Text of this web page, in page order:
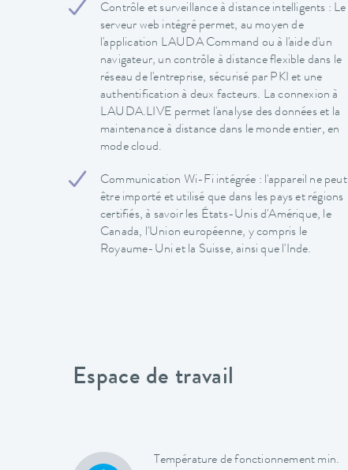
Contrôle et surveillance à distance intelligents : Le
serveur web intégré permet, au moyen de
l'application LAUDA Command ou à l'aide d'un
navigateur, un contrôle à distance flexible dans le
réseau de l'entreprise, sécurisé par PKI et une
authentification à deux facteurs. La connexion à
LAUDA.LIVE permet l'analyse des données et la
maintenance à distance dans le monde entier, en
mode cloud.
Communication Wi-Fi intégrée : l'appareil ne peut
être importé et utilisé que dans les pays et régions
certifiés, à savoir les États-Unis d'Amérique, le
Canada, l'Union européenne, y compris le
Royaume-Uni et la Suisse, ainsi que l'Inde.
Espace de travail
Température de fonctionnement min.